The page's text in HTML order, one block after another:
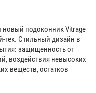
подоконник Vitrage
тек. Стильный дизайн в
защищенность от
воздействия невысоких
веществ, остатков